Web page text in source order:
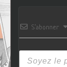
S’abonner